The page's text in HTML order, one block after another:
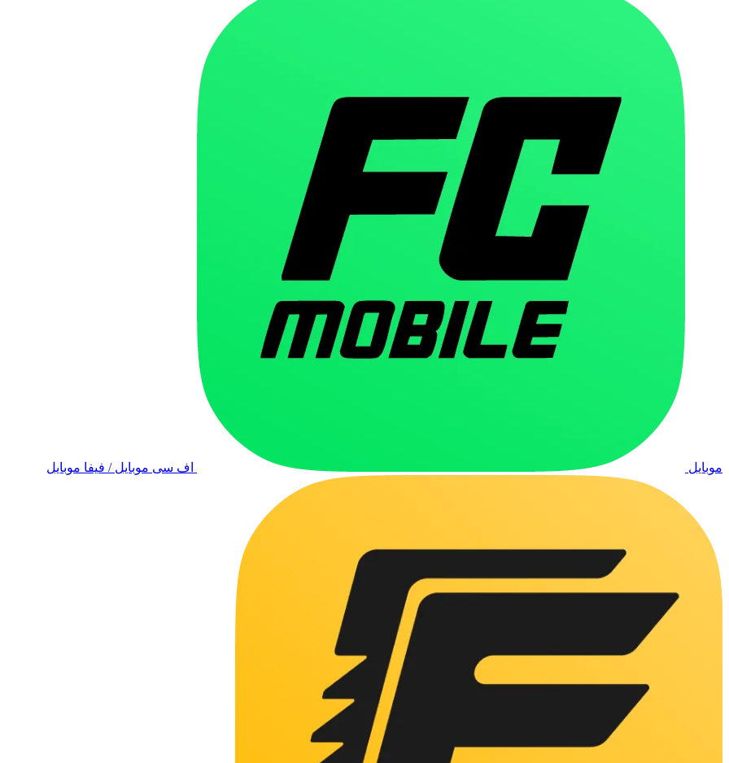
موبایل اف سی موبایل / فیفا موبایل